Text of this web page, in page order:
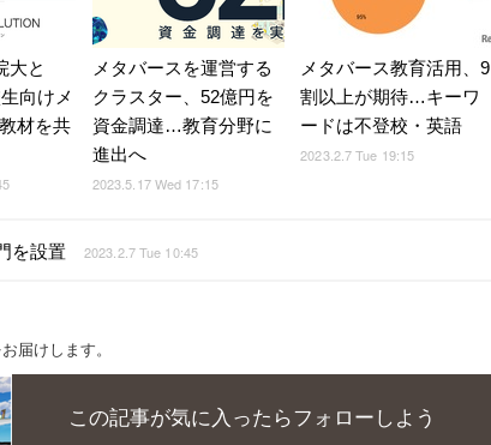
大と
向けメ
材を共
メタバースを運営する
クラスター、52億円を
資金調達…教育分野に
進出へ
2023.5.17 Wed 17:15
メタバース教育活用、9
割以上が期待…キーワ
ードは不登校・英語
2023.2.7 Tue 19:15
を設置 2023.2.7 Tue 10:45
届けします。
この記事が気に入ったらフォローしよう